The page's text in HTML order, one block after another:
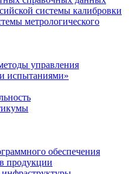
системы калибровки
метрологического
управления
испытаниями»
обеспечения
продукции